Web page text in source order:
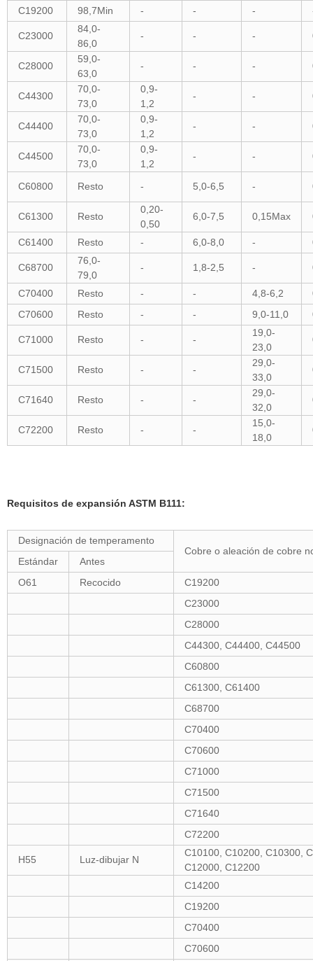
C19200 98,7Min - - -
C23000
84,0-
86,0
- - -
C28000
59,0-
63,0
- - -
C44300
70,0-
73,0
0,9-
1,2
- -
C44400
70,0-
73,0
0,9-
1,2
- -
C44500
70,0-
73,0
0,9-
1,2
- -
C60800 Resto - 5,0-6,5 -
C61300 Resto
0,20-
0,50
6,0-7,5 0,15Max
C61400 Resto - 6,0-8,0 -
C68700
76,0-
79,0
- 1,8-2,5 -
C70400 Resto - - 4,8-6,2
C70600
Resto - - 9,0-11,0
C71000 Resto - -
19,0-
23,0
C71500 Resto - -
29,0-
33,0
C71640 Resto - -
29,0-
32,0
C72200 Resto - -
15,0-
18,0
Requisitos de expansión ASTM B111:
Designación de temperamento
Cobre o aleación de cobre
Estándar
Antes
O61
Recocido
C19200
C23000
C28000
C44300, C44400, C44500
C60800
C61300, C61400
C68700
C70400
C70600
C71000
C71500
C71640
C72200
H55 Luz-dibujar N
C10100, C10200, C10300,
C12000, C12200
C14200
C19200
C70400
C70600